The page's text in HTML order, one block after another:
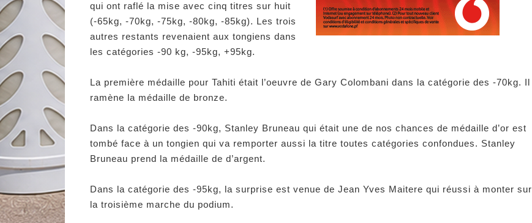
qui ont raflé la mise avec cinq titres sur huit
(-65kg, -70kg, -75kg, -80kg, -85kg). Les trois
autres restants revenaient aux tongiens dans
les catégories -90 kg, -95kg, +95kg.
La première médaille pour Tahiti était l’oeuvre de Gary Colombani dans la catégorie des -70kg. Il
ramène la médaille de bronze.
Dans la catégorie des -90kg, Stanley Bruneau qui était une de nos chances de médaille d’or est
tombé face à un tongien qui va remporter aussi la titre toutes catégories confondues. Stanley
Bruneau prend la médaille de d’argent.
Dans la catégorie des -95kg, la surprise est venue de Jean Yves Maitere qui réussi à monter sur
la troisième marche du podium.